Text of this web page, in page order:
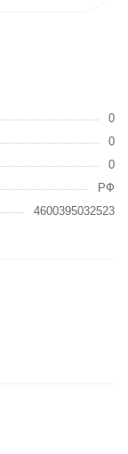
0
0
0
РФ
4600395032523